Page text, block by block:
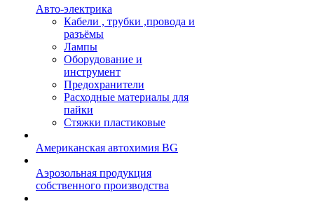
Авто-электрика
Кабели , трубки ,провода и
разъёмы
Лампы
Оборудование и
инструмент
Предохранители
Расходные материалы для
пайки
Стяжки пластиковые
Американская автохимия BG
Аэрозольная продукция
собственного производства